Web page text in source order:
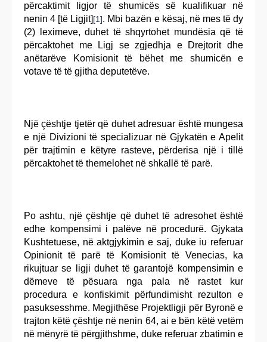
përcaktimit ligjor të shumicës së kualifikuar në
nenin 4 [të Ligjit][1]. Mbi bazën e kësaj, në mes të dy
(2) leximeve, duhet të shqyrtohet mundësia që të
përcaktohet me Ligj se zgjedhja e Drejtorit dhe
anëtarëve Komisionit të bëhet me shumicën e
votave të të gjitha deputetëve.
Një çështje tjetër që duhet adresuar është mungesa
e një Divizioni të specializuar në Gjykatën e Apelit
për trajtimin e këtyre rasteve, përderisa një i tillë
përcaktohet të themelohet në shkallë të parë.
Po ashtu, një çështje që duhet të adresohet është
edhe kompensimi i palëve në procedurë. Gjykata
Kushtetuese, në aktgjykimin e saj, duke iu referuar
Opinionit të parë të Komisionit të Venecias, ka
rikujtuar se ligji duhet të garantojë kompensimin e
dëmeve të pësuara nga pala në rastet kur
procedura e konfiskimit përfundimisht rezulton e
pasuksesshme. Megjithëse Projektligji për Byronë e
trajton këtë çështje në nenin 64, ai e bën këtë vetëm
në mënyrë të përgjithshme, duke referuar zbatimin e